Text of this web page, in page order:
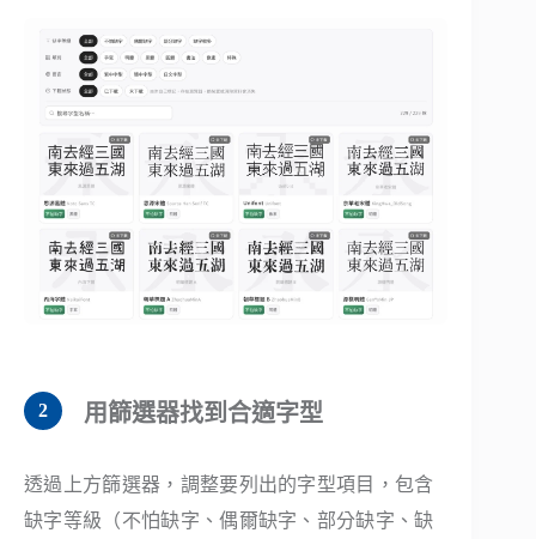
用篩選器找到合適字型
透過上方篩選器，調整要列出的字型項目，包含
缺字等級（不怕缺字、偶爾缺字、部分缺字、缺